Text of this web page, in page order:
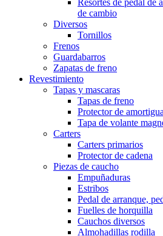
de cambio
Diversos
Tornillos
Frenos
Guardabarros
Zapatas de freno
Revestimiento
Tapas y mascaras
Tapas de freno
Protector de
Tapa de volante
Carters
Carters primarios
Protector de cadena
Piezas de caucho
Empuñaduras
Estribos
Pedal de arranque,
Fuelles de horquilla
Cauchos diversos
Almohadillas rodilla